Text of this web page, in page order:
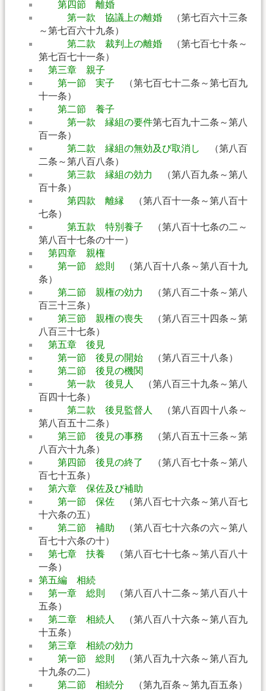
第四節 離婚
第一款 協議上の離婚 （第七百六十三条
～第七百六十九条）
第二款 裁判上の離婚 （第七百七十条～
第七百七十一条）
第三章 親子
第一節 実子 （第七百七十二条～第七百九
十一条）
第二節 養子
第一款 縁組の要件第七百九十二条～第八
百一条）
第二款 縁組の無効及び取消し
（第八百
二条～第八百八条）
第三款 縁組の効力
（第八百九条～第八
百十条）
第四款 離縁 （第八百十一条～第八百十
七条）
第五款 特別養子 （第八百十七条の二～
第八百十七条の十一）
第四章 親権
第一節 総則
（第八百十八条～第八百十九
条）
第二節 親権の効力
（第八百二十条～第八
百三十三条）
第三節 親権の喪失 （第八百三十四条～第
八百三十七条）
第五章 後見
第一節 後見の開始 （第八百三十八条）
第二節 後見の機関
第一款 後見人
（第八百三十九条～第八
百四十七条）
第二款 後見監督人
（第八百四十八条～
第八百五十二条）
第三節 後見の事務 （第八百五十三条～第
八百六十九条）
第四節 後見の終了
（第八百七十条～第八
百七十五条）
第六章 保佐及び補助
第一節 保佐 （第八百七十六条～第八百七
十六条の五）
第二節 補助 （第八百七十六条の六～第八
百七十六条の十）
第七章 扶養 （第八百七十七条～第八百八十
一条）
第五編 相続
第一章 総則
（第八百八十二条～第八百八十
五条）
第二章 相続人
（第八百八十六条～第八百九
十五条）
第三章 相続の効力
第一節 総則
（第八百九十六条～第八百九
十九条の二）
第二節 相続分 （第九百条～第九百五条）